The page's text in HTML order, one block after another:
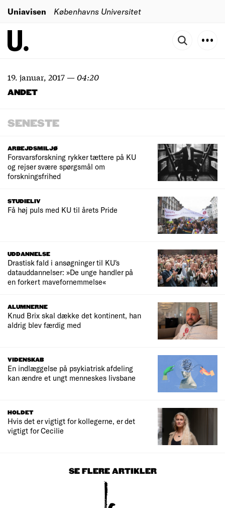
Uniavisen Københavns Universitet
19. januar, 2017—04:20
ANDET
SENESTE
ARBEJDSMILJØ
Forsvarsforskning rykker tættere på KU
og rejser svære spørgsmål om
forskningsfrihed
STUDIELIV
Få høj puls med KU til årets Pride
UDDANNELSE
Drastisk fald i ansøgninger til KU's
datauddannelser: »De unge handler på
en forkert mavefornemmelse«
ALUMNERNE
Knud Brix skal dække det kontinent, han
aldrig blev færdig med
VIDENSKAB
En indlæggelse på psykiatrisk afdeling
kan ændre et ungt menneskes livsbane
HOLDET
Hvis det er vigtigt for kollegerne, er det
vigtigt for Cecilie
SE FLERE ARTIKLER